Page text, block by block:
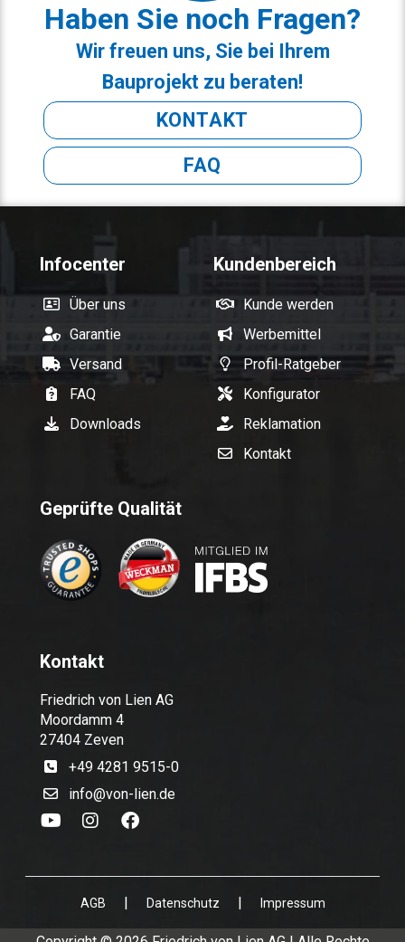
Haben Sie noch Fragen?
Wir freuen uns, Sie bei Ihrem
Bauprojekt zu beraten!
KONTAKT
FAQ
Infocenter
Über uns
Garantie
Versand
FAQ
Downloads
Kundenbereich
Kunde werden
Werbemittel
Profil-Ratgeber
Konfigurator
Reklamation
Kontakt
Geprüfte Qualität
Kontakt
Friedrich von Lien AG
Moordamm 4
27404 Zeven
+49 4281 9515-0
info@von-lien.de
AGB | Datenschutz | Impressum